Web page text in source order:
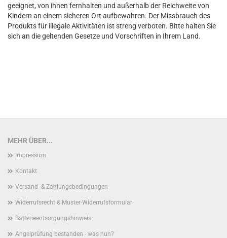
geeignet, von ihnen fernhalten und außerhalb der Reichweite von
Kindern an einem sicheren Ort aufbewahren. Der Missbrauch des
Produkts für illegale Aktivitäten ist streng verboten. Bitte halten Sie
sich an die geltenden Gesetze und Vorschriften in Ihrem Land.
MEHR ÜBER...
Impressum
Kontakt
Versand- & Zahlungsbedingungen
Widerrufsrecht & Muster-Widerrufsformular
Batterieentsorgungshinweis
Angelprüfung bestanden - was nun?